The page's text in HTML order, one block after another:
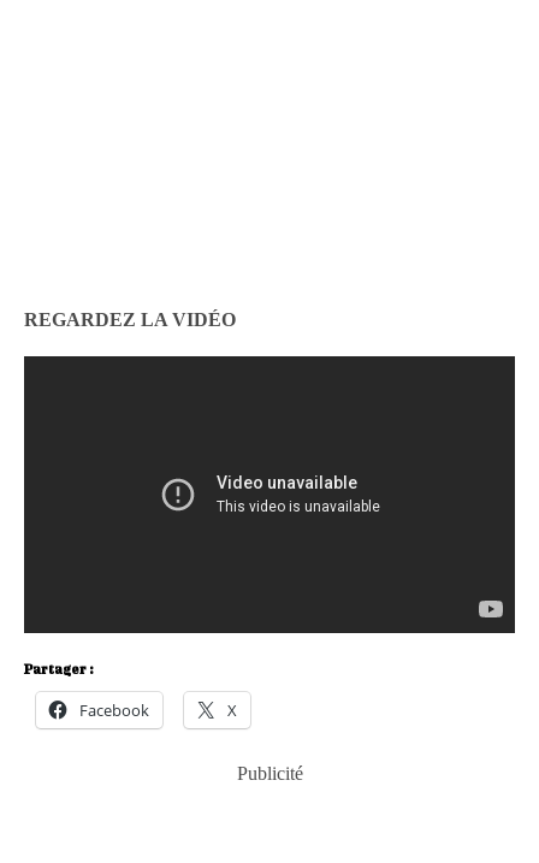
REGARDEZ LA VIDÉO
Partager :
Facebook X
Publicité